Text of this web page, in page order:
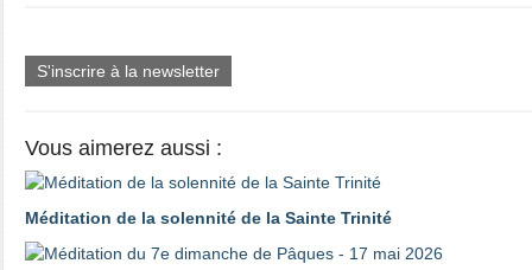
S'inscrire à la newsletter
Vous aimerez aussi :
Méditation de la solennité de la Sainte Trinité